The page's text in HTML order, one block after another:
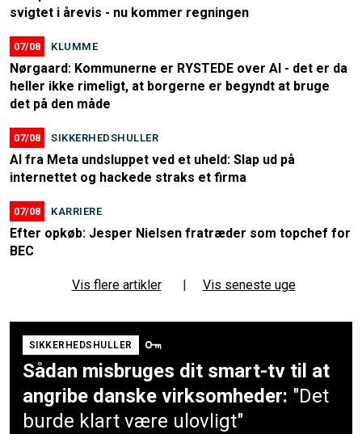
svigtet i årevis - nu kommer regningen
07/08 KLUMME
Nørgaard: Kommunerne er RYSTEDE over AI - det er da
heller ikke rimeligt, at borgerne er begyndt at bruge
det på den måde
07/08 SIKKERHEDSHULLER
AI fra Meta undsluppet ved et uheld: Slap ud på
internettet og hackede straks et firma
07/08 KARRIERE
Efter opkøb: Jesper Nielsen fratræder som topchef for
BEC
Vis flere artikler | Vis seneste uge
SIKKERHEDSHULLER
Sådan misbruges dit smart-tv til at
angribe danske virksomheder: "Det
burde klart være ulovligt"